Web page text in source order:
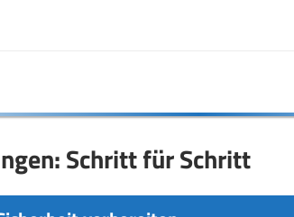
Schritt für Schritt